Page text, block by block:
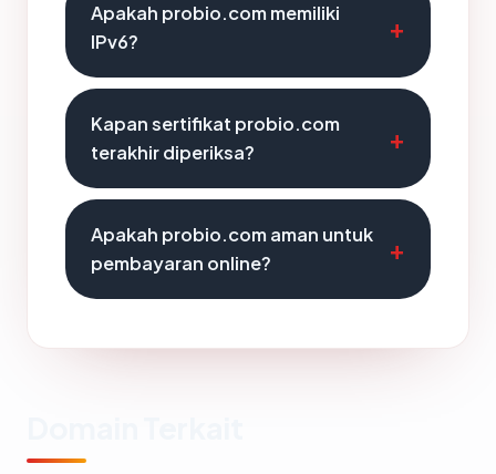
Apakah probio.com memiliki
IPv6?
Kapan sertifikat probio.com
terakhir diperiksa?
Apakah probio.com aman untuk
pembayaran online?